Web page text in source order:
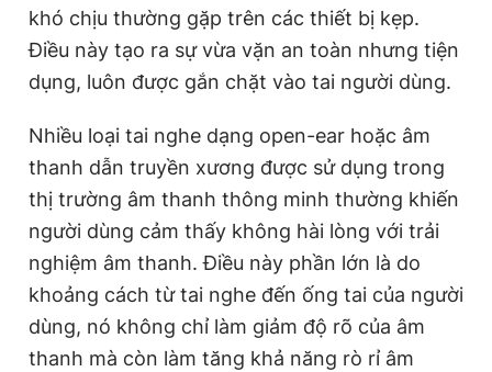
khó chịu thường gặp trên các thiết bị kẹp.
Điều này tạo ra sự vừa vặn an toàn nhưng tiện
dụng, luôn được gắn chặt vào tai người dùng.
Nhiều loại tai nghe dạng open-ear hoặc âm
thanh dẫn truyền xương được sử dụng trong
thị trường âm thanh thông minh thường khiến
người dùng cảm thấy không hài lòng với trải
nghiệm âm thanh. Điều này phần lớn là do
khoảng cách từ tai nghe đến ống tai của người
dùng, nó không chỉ làm giảm độ rõ của âm
thanh mà còn làm tăng khả năng rò rỉ âm